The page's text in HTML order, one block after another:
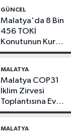
GÜNCEL
Malatya'da 8 Bin
456 TOKİ
Konutunun Kurası
Bugün Çekiliyor
MALATYA
Malatya COP31
İklim Zirvesi
Toplantısına Ev
Sahipliği Yaptı
MALATYA